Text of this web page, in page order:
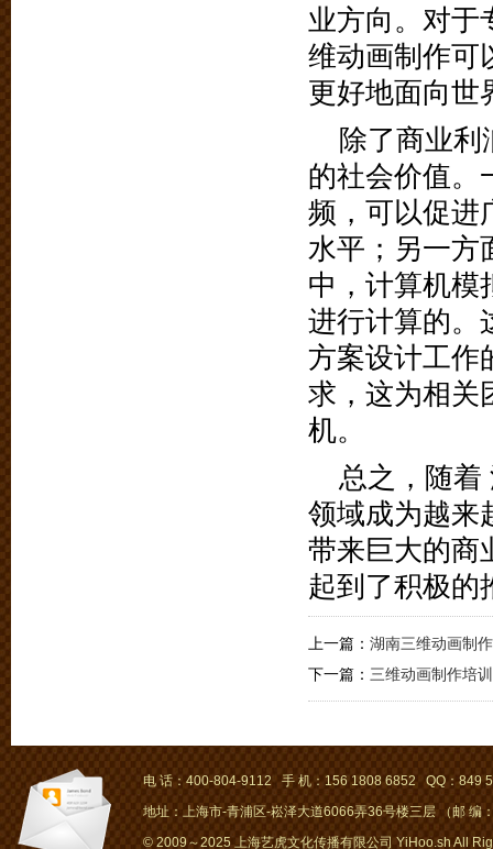
业方向。对于
维动画制作可
更好地面向世
除了商业
的社会价值。
频，可以促进
水平；另一方
中，计算机模
进行计算的。
方案设计工作
求，这为相关
机。
总之，随着
领域成为越来
带来巨大的商
起到了积极的
上一篇： 湖南三维动画制
下一篇： 三维动画制作培
电 话：400-804-9112 手 机：156 1808 6852 QQ：849
地址：上海市-青浦区-崧泽大道6066弄36号楼三层 （邮 编
© 2009～2025 上海艺虎文化传播有限公司 YiHoo.sh All